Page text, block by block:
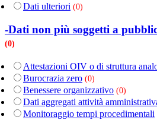
Dati ulteriori (0)
-Dati non più soggetti a
(0)
Attestazioni OIV o di struttura
Burocrazia zero (0)
Benessere organizzativo (0)
Dati aggregati attività
Monitoraggio tempi procedimentali